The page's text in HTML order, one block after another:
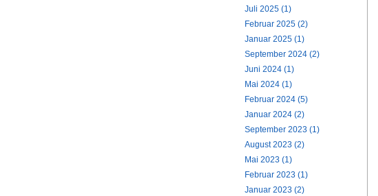
Juli 2025 (1)
Februar 2025 (2)
Januar 2025 (1)
September 2024 (2)
Juni 2024 (1)
Mai 2024 (1)
Februar 2024 (5)
Januar 2024 (2)
September 2023 (1)
August 2023 (2)
Mai 2023 (1)
Februar 2023 (1)
Januar 2023 (2)